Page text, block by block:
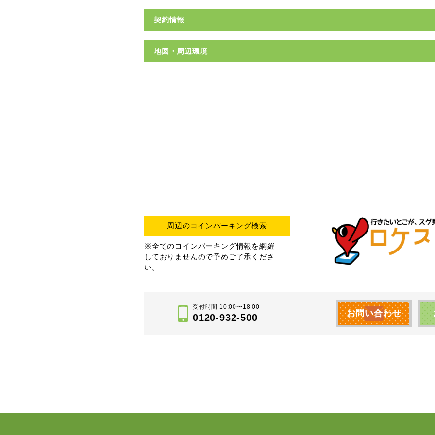
契約情報
地図・周辺環境
周辺のコインパーキング検索
※全てのコインパーキング情報を網羅
しておりませんので予めご了承くださ
い。
受付時間 10:00〜18:00
0120-932-500 お問い合わせ